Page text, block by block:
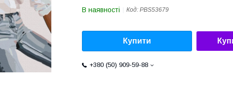
В наявності Код: PBS53679
Купити
+380 (50) 909-59-88